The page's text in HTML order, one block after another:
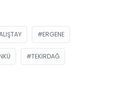
ERGENE
NKÜ TEKIRDAĞ